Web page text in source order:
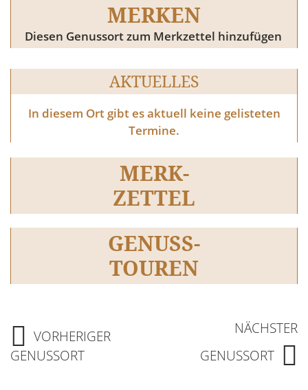
MERKEN
Diesen Genussort zum Merkzettel hinzufügen
AKTUELLES
In diesem Ort gibt es aktuell keine gelisteten
Termine.
MERK-
ZETTEL
GENUSS-
TOUREN
VORHERIGER
GENUSSORT
NÄCHSTER
GENUSSORT